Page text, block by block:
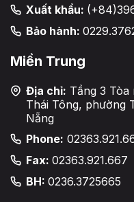
Xuất khẩu:
Bảo hành:
Miền Trung
Địa chỉ: Tầng 3 Tòa
Thái Tông, phường
Nẵng
Phone:
Fax: 02363.921.667
BH: 0236.3725665